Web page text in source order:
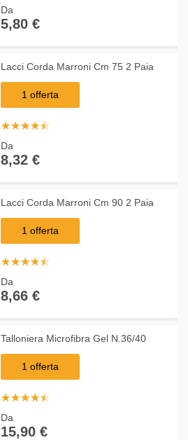
Da
5,80 €
Lacci Corda Marroni Cm 75 2 Paia
1 offerta
☆☆☆☆☆
★★★★★
Da
8,32 €
Lacci Corda Marroni Cm 90 2 Paia
1 offerta
☆☆☆☆☆
★★★★★
Da
8,66 €
Talloniera Microfibra Gel N.36/40
1 offerta
☆☆☆☆☆
★★★★★
Da
15,90 €